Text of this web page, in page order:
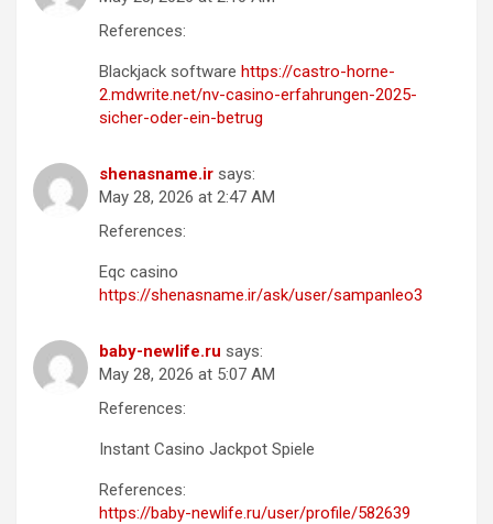
References:
Blackjack software https://castro-horne-
2.mdwrite.net/nv-casino-erfahrungen-2025-
sicher-oder-ein-betrug
shenasname.ir says:
May 28, 2026 at 2:47 AM
References:
Eqc casino
https://shenasname.ir/ask/user/sampanleo3
baby-newlife.ru says:
May 28, 2026 at 5:07 AM
References:
Instant Casino Jackpot Spiele
References:
https://baby-newlife.ru/user/profile/582639